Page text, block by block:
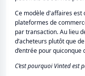
Ce modèle d'affaires est
plateformes de
par transaction. Au lieu
d’acheteurs plutôt que
d’entrée pour
C’est pourquoi Vinted